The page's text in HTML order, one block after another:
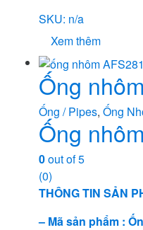
SKU: n/a
Xem thêm
Ống
Ống / Pipes, Ống
Ống
0out of 5
(0)
THÔNG TIN SẢN
– Mã sản phẩm :